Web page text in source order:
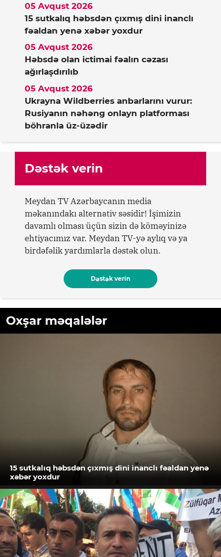
15 sutkalıq həbsdən çıxmış dini inanclı
fəaldan yenə xəbər yoxdur
05 Avqust 2026
Həbsdə olan ictimai fəalın cəzası
ağırlaşdırılıb
05 Avqust 2026
Ukrayna Wildberries anbarlarını vurur:
Rusiyanın nəhəng onlayn platforması
böhranla üz-üzədir
05 Avqust 2026
Dəstək verin
Meydan TV Azərbaycanın media
məkanındakı alternativ səsidir! İşimizin
davamlı olması üçün sizin də köməyinizə
ehtiyacımız var. Meydan TV-yə aylıq və ya
birdəfəlik yardımlarla dəstək olun.
Dəstək verin
Oxşar məqalələr
15 sutkalıq həbsdən çıxmış dini inanclı fəaldan yenə
xəbər yoxdur